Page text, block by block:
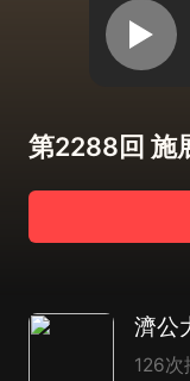
第2288回 施
126次